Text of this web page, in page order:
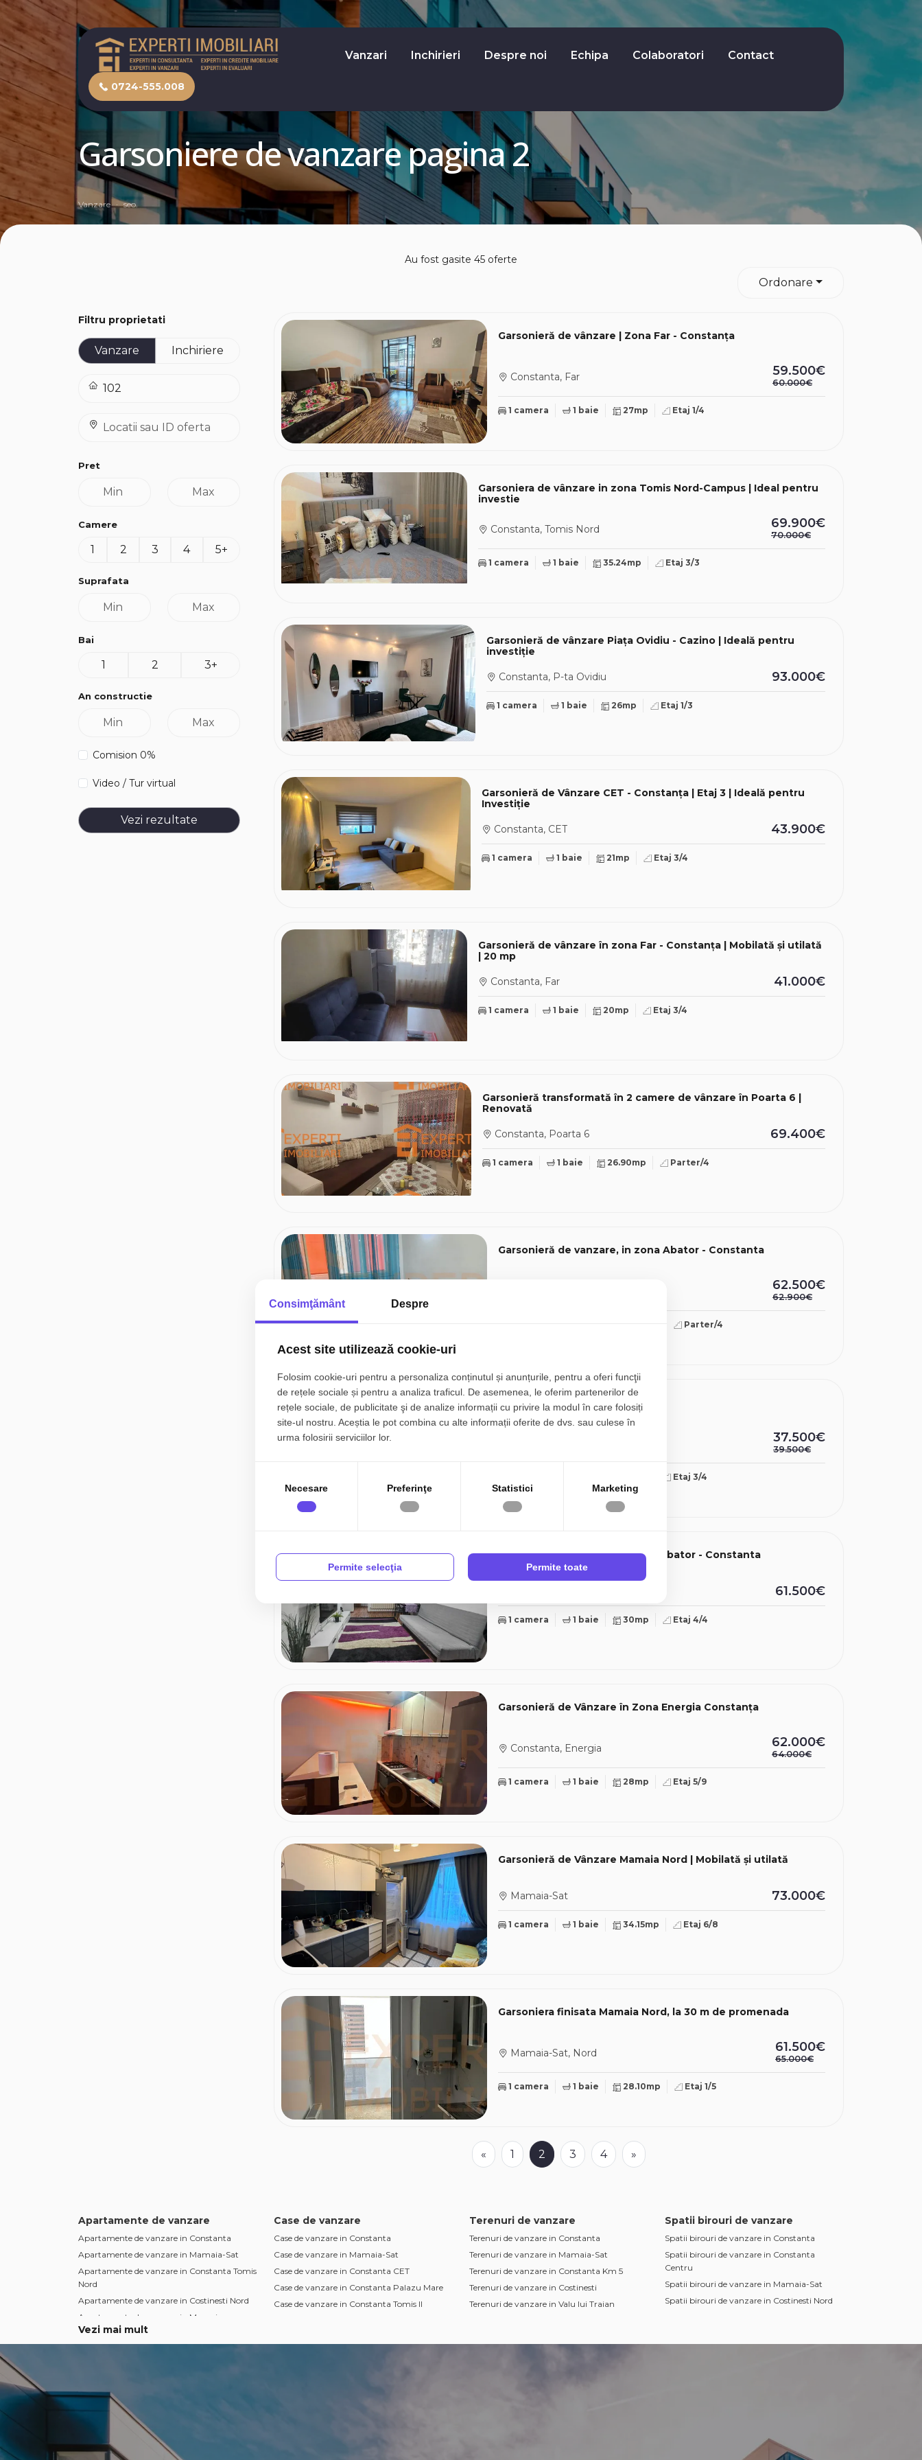
Vanzari Inchirieri Despre noi Echipa Colaboratori Contact
0724-555.008
Garsoniere de vanzare pagina 2
Vanzare seo.
Au fost gasite 45 oferte
Ordonare
Garsonieră de vânzare | Zona Far - Constanța
Constanta, Far 59.500€
60.000€
1 camera 1 baie 27mp Etaj 1/4
Garsoniera de vânzare in zona Tomis Nord-Campus | Ideal pentru
investie
Constanta, Tomis Nord 69.900€
70.000€
1 camera 1 baie 35.24mp Etaj 3/3
Garsonieră de vânzare Piața Ovidiu - Cazino | Ideală pentru
investiție
Constanta, P-ta Ovidiu 93.000€
1 camera 1 baie 26mp Etaj 1/3
Garsonieră de Vânzare CET - Constanța | Etaj 3 | Ideală pentru
Investiție
Constanta, CET 43.900€
1 camera 1 baie 21mp Etaj 3/4
Garsonieră de vânzare în zona Far - Constanța | Mobilată și utilată
| 20 mp
Constanta, Far 41.000€
1 camera 1 baie 20mp Etaj 3/4
Garsonieră transformată în 2 camere de vânzare în Poarta 6 |
Renovată
Constanta, Poarta 6 69.400€
1 camera 1 baie 26.90mp Parter/4
Garsonieră de vanzare, in zona Abator - Constanta
62.500€
62.900€
Parter/4
Garsoniera in zona Far
37.500€
39.500€
Etaj 3/4
Garsoniera de vanzare in zona Abator - Constanta
61.500€
1 camera 1 baie 30mp Etaj 4/4
Garsonieră de Vânzare în Zona Energia Constanța
Constanta, Energia 62.000€
64.000€
1 camera 1 baie 28mp Etaj 5/9
Garsonieră de Vânzare Mamaia Nord | Mobilată și utilată
Mamaia-Sat 73.000€
1 camera 1 baie 34.15mp Etaj 6/8
Garsoniera finisata Mamaia Nord, la 30 m de promenada
Mamaia-Sat, Nord 61.500€
65.000€
1 camera 1 baie 28.10mp Etaj 1/5
« 1 2 3 4 »
Filtru proprietati
Vanzare Inchiriere
Pret
Camere
1 2 3 4 5+
Suprafata
Bai
1 2 3+
An constructie
Comision 0%
Video / Tur virtual
Vezi rezultate
Apartamente de vanzare
Apartamente de vanzare in Constanta
Apartamente de vanzare in Mamaia-Sat
Apartamente de vanzare in Constanta Tomis
Nord
Apartamente de vanzare in Costinesti Nord
Apartamente de vanzare in Mamaia
Apartamente de vanzare in Constanta Tomis
Plus
Apartamente de vanzare in Constanta
Apartamente de vanzare in Mamaia-Sat
Apartamente de vanzare in Constanta Dacia
Case de vanzare
Case de vanzare in Constanta
Case de vanzare in Mamaia-Sat
Case de vanzare in Constanta CET
Case de vanzare in Constanta Palazu Mare
Case de vanzare in Constanta Tomis II
Terenuri de vanzare
Terenuri de vanzare in Constanta
Terenuri de vanzare in Mamaia-Sat
Terenuri de vanzare in Constanta Km 5
Terenuri de vanzare in Costinesti
Terenuri de vanzare in Valu lui Traian
Terenuri de vanzare in Constanta Viile Noi
Spatii birouri de vanzare
Spatii birouri de vanzare in Constanta
Spatii birouri de vanzare in Constanta
Centru
Spatii birouri de vanzare in Mamaia-Sat
Spatii birouri de vanzare in Costinesti Nord
Vezi mai mult
Consimţământ Despre
Acest site utilizează cookie-uri
Folosim cookie-uri pentru a personaliza conținutul și anunțurile, pentru a oferi funcţii
de rețele sociale și pentru a analiza traficul. De asemenea, le oferim partenerilor de
rețele sociale, de publicitate şi de analize informații cu privire la modul în care folosiți
site-ul nostru. Aceștia le pot combina cu alte informații oferite de dvs. sau culese în
urma folosirii serviciilor lor.
Necesare Preferinţe Statistici Marketing
Permite selecţia Permite toate